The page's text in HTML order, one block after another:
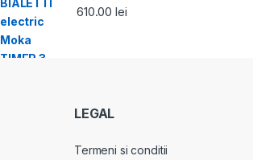
610.00lei
LEGAL
Termeni si conditii